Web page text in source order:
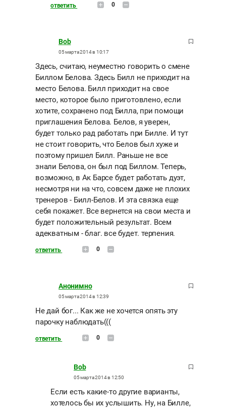
ответить 0
Bob
05 марта 2014 в 10:17
Здесь, считаю, неуместно говорить о смене
Биллом Белова. Здесь Билл не приходит на
место Белова. Билл приходит на свое
место, которое было приготовлено, если
хотите, сохранено под Билла, при помощи
приглашения Белова. Белов, я уверен,
будет только рад работать при Билле. И тут
не стоит говорить, что Белов был хуже и
поэтому пришел Билл. Раньше не все
знали Белова, он был под Биллом. Теперь,
возможно, в Ак Барсе будет работать дуэт,
несмотря ни на что, совсем даже не плохих
тренеров - Билл-Белов. И эта связка еще
себя покажет. Все вернется на свои места и
будет положительный результат. Всем
адекватным - благ. все будет. терпения.
ответить 0
Анонимно
05 марта 2014 в 12:39
Не дай бог... Как же не хочется опять эту
парочку наблюдать(((
ответить 0
Bob
05 марта 2014 в 12:50
Если есть какие-то другие варианты,
хотелось бы их услышить. Ну, на Билле,